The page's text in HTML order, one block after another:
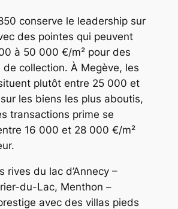
conserve le leadership sur
des pointes qui peuvent
à 50 000 €/m² pour des
collection. À Megève, les
plutôt entre 25 000 et
les biens les plus aboutis,
transactions prime se
16 000 et 28 000 €/m²
rives du lac d’Annecy –
du-Lac, Menthon –
avec des villas pieds